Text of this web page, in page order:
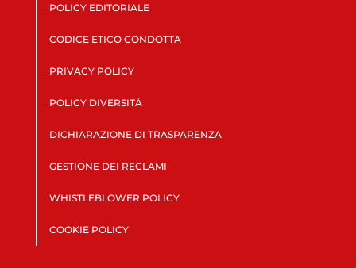
POLICY EDITORIALE
CODICE ETICO CONDOTTA
PRIVACY POLICY
POLICY DIVERSITÀ
DICHIARAZIONE DI TRASPARENZA
GESTIONE DEI RECLAMI
WHISTLEBLOWER POLICY
COOKIE POLICY